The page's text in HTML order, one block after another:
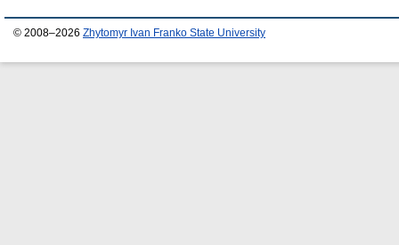
© 2008–2026 Zhytomyr Ivan Franko State University